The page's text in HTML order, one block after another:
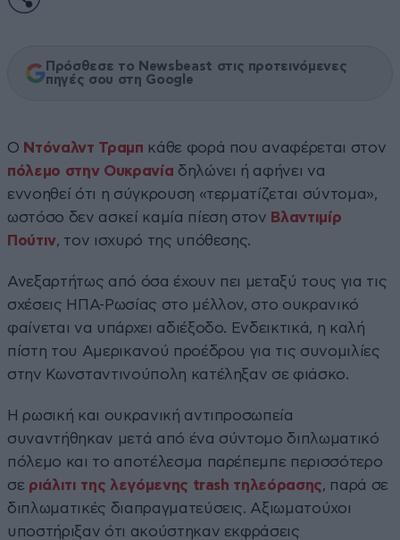
Πρόσθεσε το Newsbeast στις προτεινόμενες
πηγές σου στη Google
Ο Ντόναλντ Τραμπ κάθε φορά που αναφέρεται στον
πόλεμο στην Ουκρανία δηλώνει ή αφήνει να
εννοηθεί ότι η σύγκρουση «τερματίζεται σύντομα»,
ωστόσο δεν ασκεί καμία πίεση στον Βλαντιμίρ
Πούτιν, τον ισχυρό της υπόθεσης.
Ανεξαρτήτως από όσα έχουν πει μεταξύ τους για τις
σχέσεις ΗΠΑ-Ρωσίας στο μέλλον, στο ουκρανικό
φαίνεται να υπάρχει αδιέξοδο. Ενδεικτικά, η καλή
πίστη του Αμερικανού προέδρου για τις συνομιλίες
στην Κωνσταντινούπολη κατέληξαν σε φιάσκο.
Η ρωσική και ουκρανική αντιπροσωπεία
συναντήθηκαν μετά από ένα σύντομο διπλωματικό
πόλεμο και το αποτέλεσμα παρέπεμπε περισσότερο
σε ριάλιτι της λεγόμενης trash τηλεόρασης, παρά σε
διπλωματικές διαπραγματεύσεις. Αξιωματούχοι
υποστήριξαν ότι ακούστηκαν εκφράσεις